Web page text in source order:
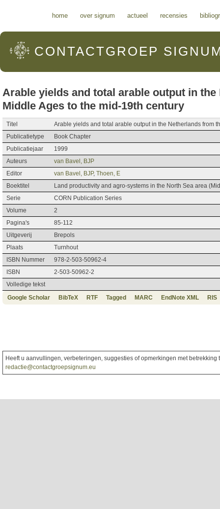
home over signum actueel recensies
CONTACTGROEP
Arable yields and total arable output in
Middle Ages to the mid-19th century
Titel
Arable yields and total arable output in the Netherlands from
Publicatietype
Book Chapter
Publicatiejaar
1999
Auteurs
van Bavel, BJP
Editor
van Bavel, BJP, Thoen, E
Boektitel
Land productivity and agro-systems in the North Sea area
Serie
CORN Publication Series
Volume
2
Pagina's
85-112
Uitgeverij
Brepols
Plaats
Turnhout
ISBN Nummer
978-2-503-50962-4
ISBN
2-503-50962-2
Volledige tekst
Google Scholar
BibTeX RTF Tagged MARC EndNote XML RIS
Heeft u aanvullingen, verbeteringen, suggesties of opmerkingen met
redactie@contactgroepsignum.eu